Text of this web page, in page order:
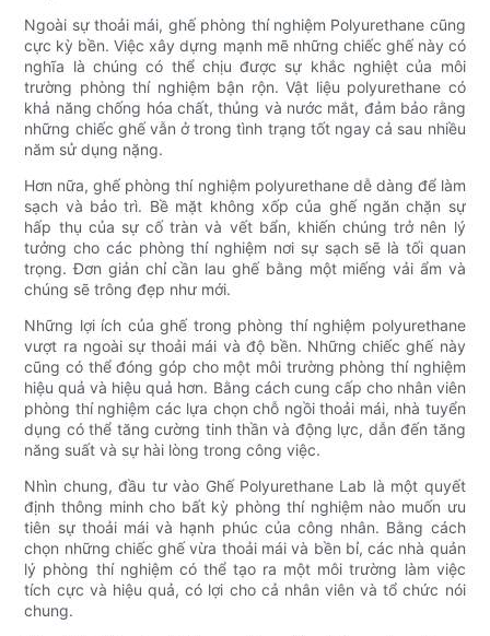
Ngoài sự thoải mái, ghế phòng thí nghiệm Polyurethane cũng
cực kỳ bền. Việc xây dựng mạnh mẽ những chiếc ghế này có
nghĩa là chúng có thể chịu được sự khắc nghiệt của môi
trường phòng thí nghiệm bận rộn. Vật liệu polyurethane có
khả năng chống hóa chất, thủng và nước mắt, đảm bảo rằng
những chiếc ghế vẫn ở trong tình trạng tốt ngay cả sau nhiều
năm sử dụng nặng.
Hơn nữa, ghế phòng thí nghiệm polyurethane dễ dàng để làm
sạch và bảo trì. Bề mặt không xốp của ghế ngăn chặn sự
hấp thụ của sự cố tràn và vết bẩn, khiến chúng trở nên lý
tưởng cho các phòng thí nghiệm nơi sự sạch sẽ là tối quan
trọng. Đơn giản chỉ cần lau ghế bằng một miếng vải ẩm và
chúng sẽ trông đẹp như mới.
Những lợi ích của ghế trong phòng thí nghiệm polyurethane
vượt ra ngoài sự thoải mái và độ bền. Những chiếc ghế này
cũng có thể đóng góp cho một môi trường phòng thí nghiệm
hiệu quả và hiệu quả hơn. Bằng cách cung cấp cho nhân viên
phòng thí nghiệm các lựa chọn chỗ ngồi thoải mái, nhà tuyển
dụng có thể tăng cường tinh thần và động lực, dẫn đến tăng
năng suất và sự hài lòng trong công việc.
Nhìn chung, đầu tư vào Ghế Polyurethane Lab là một quyết
định thông minh cho bất kỳ phòng thí nghiệm nào muốn ưu
tiên sự thoải mái và hạnh phúc của công nhân. Bằng cách
chọn những chiếc ghế vừa thoải mái và bền bỉ, các nhà quản
lý phòng thí nghiệm có thể tạo ra một môi trường làm việc
tích cực và hiệu quả, có lợi cho cả nhân viên và tổ chức nói
chung.